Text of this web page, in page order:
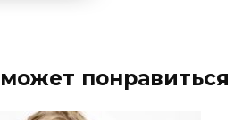
понравиться